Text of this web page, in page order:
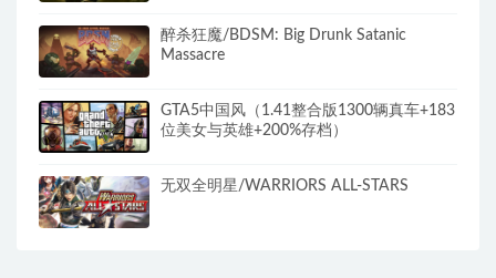
醉杀狂魔/BDSM: Big Drunk Satanic
Massacre
GTA5中国风（1.41整合版1300辆真车+183
位美女与英雄+200%存档）
无双全明星/WARRIORS ALL-STARS